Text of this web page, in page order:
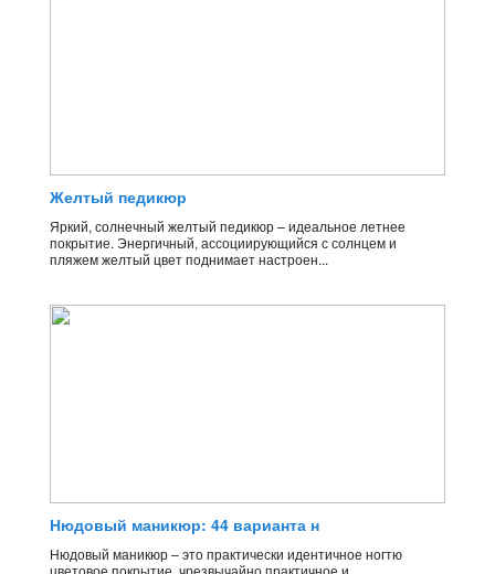
Желтый педикюр
Яркий, солнечный желтый педикюр – идеальное летнее
покрытие. Энергичный, ассоциирующийся с солнцем и
пляжем желтый цвет поднимает настроен...
Нюдовый маникюр: 44 варианта н
Нюдовый маникюр – это практически идентичное ногтю
цветовое покрытие, чрезвычайно практичное и